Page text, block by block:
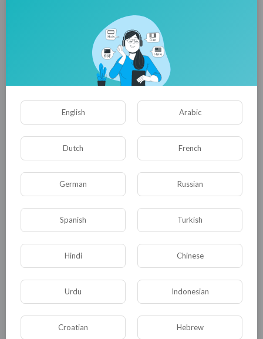
"Хорошие парни" из ЦРУ без купюр
раскрывают тайные операции ЦРУ.
• 0 Комментарии
Опубликовать
Комментариев нет
English Arabic
Dutch French
German Russian
Spanish Turkish
Hindi Chinese
Urdu Indonesian
Croatian Hebrew